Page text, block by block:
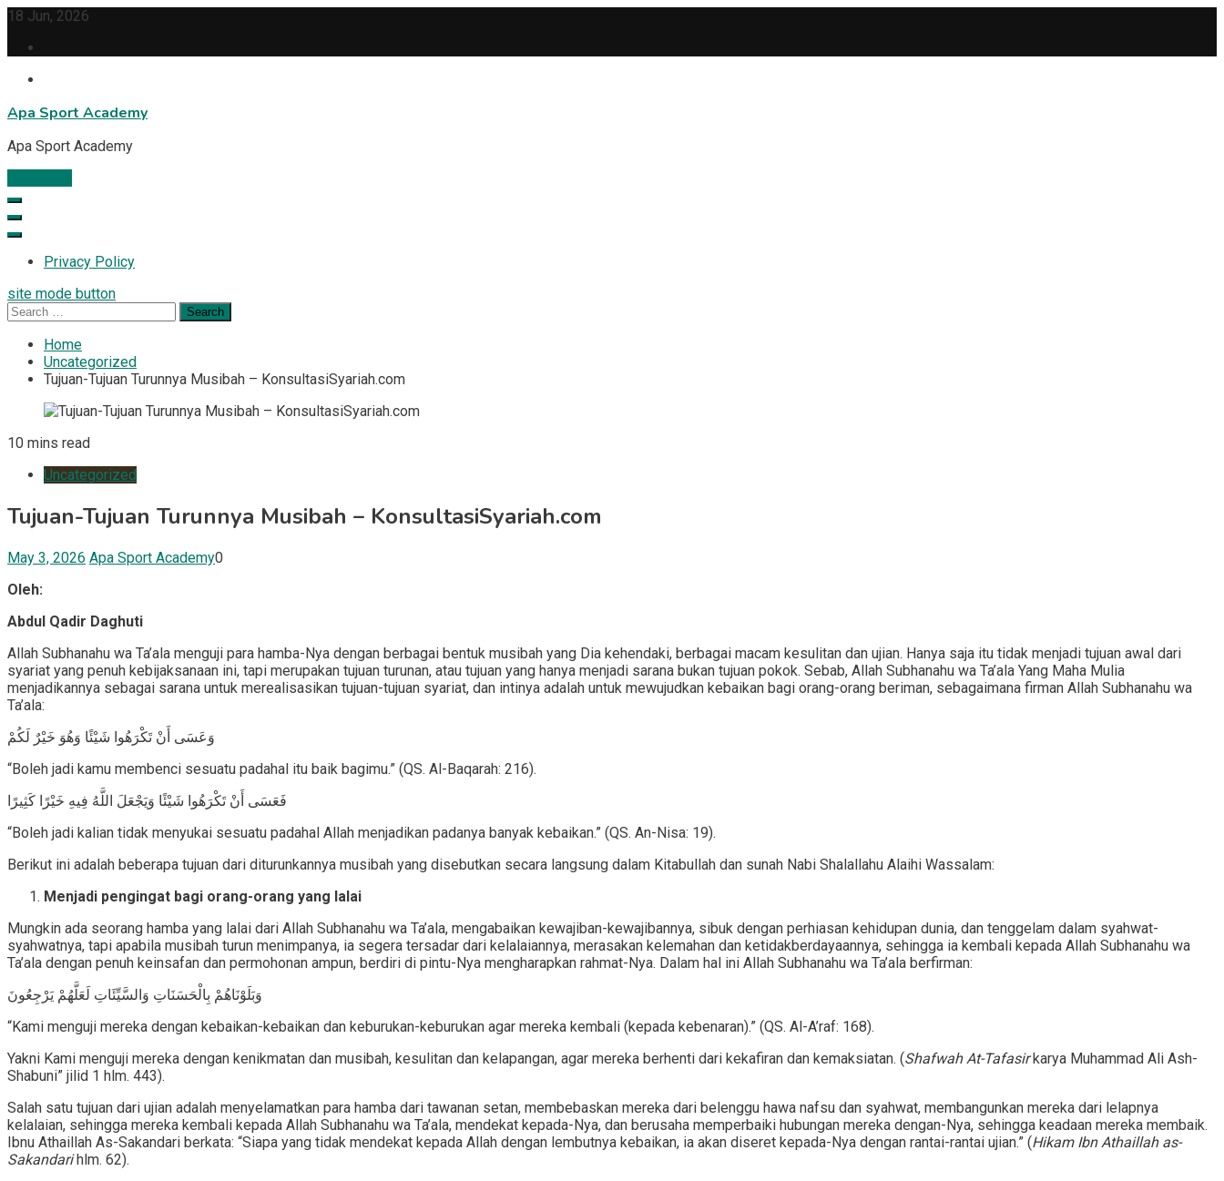
Skip
content
18 Jun, 2026
Apa Sport Academy
Apa Sport Academy
Privacy Policy
site mode button
Search
for:
Home
Uncategorized
Tujuan-Tujuan Turunnya Musibah – KonsultasiSyariah.com
10 mins read
Uncategorized
Tujuan-Tujuan Turunnya Musibah – KonsultasiSyariah.com
May 3, 2026 Apa Sport Academy0
Oleh:
Abdul Qadir Daghuti
Allah Subhanahu wa Ta’ala menguji para hamba-Nya dengan berbagai bentuk musibah yang Dia kehendaki, berbagai macam kesulitan dan ujian. Hanya saja itu tidak menjadi tujuan awal dari
syariat yang penuh kebijaksanaan ini, tapi merupakan tujuan turunan, atau tujuan yang hanya menjadi sarana bukan tujuan pokok. Sebab, Allah Subhanahu wa Ta’ala Yang Maha Mulia
menjadikannya sebagai sarana untuk merealisasikan tujuan-tujuan syariat, dan intinya adalah untuk mewujudkan kebaikan bagi orang-orang beriman, sebagaimana firman Allah Subhanahu wa
Ta’ala:
وَعَسَى أَنْ تَكْرَهُوا شَيْئًا وَهُوَ خَيْرٌ لَكُمْ
“Boleh jadi kamu membenci sesuatu padahal itu baik bagimu.” (QS. Al-Baqarah: 216).
فَعَسَى أَنْ تَكْرَهُوا شَيْئًا وَيَجْعَلَ اللَّهُ فِيهِ خَيْرًا كَثِيرًا
“Boleh jadi kalian tidak menyukai sesuatu padahal Allah menjadikan padanya banyak kebaikan.” (QS. An-Nisa: 19).
Berikut ini adalah beberapa tujuan dari diturunkannya musibah yang disebutkan secara langsung dalam Kitabullah dan sunah Nabi Shalallahu Alaihi Wassalam:
Menjadi pengingat bagi orang-orang yang lalai
Mungkin ada seorang hamba yang lalai dari Allah Subhanahu wa Ta’ala, mengabaikan kewajiban-kewajibannya, sibuk dengan perhiasan kehidupan dunia, dan tenggelam dalam syahwat-
syahwatnya, tapi apabila musibah turun menimpanya, ia segera tersadar dari kelalaiannya, merasakan kelemahan dan ketidakberdayaannya, sehingga ia kembali kepada Allah Subhanahu wa
Ta’ala dengan penuh keinsafan dan permohonan ampun, berdiri di pintu-Nya mengharapkan rahmat-Nya. Dalam hal ini Allah Subhanahu wa Ta’ala berfirman:
وَبَلَوْنَاهُمْ بِالْحَسَنَاتِ وَالسَّيِّئَاتِ لَعَلَّهُمْ يَرْجِعُونَ
“Kami menguji mereka dengan kebaikan-kebaikan dan keburukan-keburukan agar mereka kembali (kepada kebenaran).” (QS. Al-A’raf: 168).
Yakni Kami menguji mereka dengan kenikmatan dan musibah, kesulitan dan kelapangan, agar mereka berhenti dari kekafiran dan kemaksiatan. (Shafwah At-Tafasirkarya Muhammad Ali Ash-
Shabuni” jilid 1 hlm. 443).
Salah satu tujuan dari ujian adalah menyelamatkan para hamba dari tawanan setan, membebaskan mereka dari belenggu hawa nafsu dan syahwat, membangunkan mereka dari lelapnya
kelalaian, sehingga mereka kembali kepada Allah Subhanahu wa Ta’ala, mendekat kepada-Nya, dan berusaha memperbaiki hubungan mereka dengan-Nya, sehingga keadaan mereka membaik.
Ibnu Athaillah As-Sakandari berkata: “Siapa yang tidak mendekat kepada Allah dengan lembutnya kebaikan, ia akan diseret kepada-Nya dengan rantai-rantai ujian.” (Hikam Ibn Athaillah as-
Sakandarihlm. 62).